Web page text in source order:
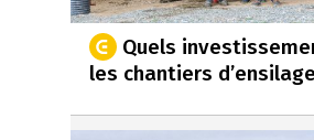
Quels
les chantiers